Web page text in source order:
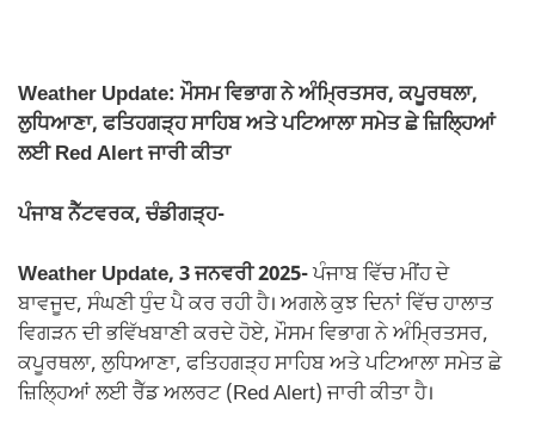
e
b
o
o
s
A
p
p
gr
a
m
y
Li
e
Weather Update: ਮੌਸਮ ਵਿਭਾਗ ਨੇ ਅੰਮ੍ਰਿਤਸਰ, ਕਪੂਰਥਲਾ,
ਲੁਧਿਆਣਾ, ਫਤਿਹਗੜ੍ਹ ਸਾਹਿਬ ਅਤੇ ਪਟਿਆਲਾ ਸਮੇਤ ਛੇ ਜ਼ਿਲ੍ਹਿਆਂ
ਲਈ Red Alert ਜਾਰੀ ਕੀਤਾ
ਪੰਜਾਬ ਨੈੱਟਵਰਕ, ਚੰਡੀਗੜ੍ਹ-
Weather Update, 3 ਜਨਵਰੀ 2025-ਪੰਜਾਬ ਵਿੱਚ ਮੀਂਹ ਦੇ
ਬਾਵਜੂਦ, ਸੰਘਣੀ ਧੁੰਦ ਪੈ ਕਰ ਰਹੀ ਹੈ। ਅਗਲੇ ਕੁਝ ਦਿਨਾਂ ਵਿੱਚ ਹਾਲਾਤ
ਵਿਗੜਨ ਦੀ ਭਵਿੱਖਬਾਣੀ ਕਰਦੇ ਹੋਏ, ਮੌਸਮ ਵਿਭਾਗ ਨੇ ਅੰਮ੍ਰਿਤਸਰ,
ਕਪੂਰਥਲਾ, ਲੁਧਿਆਣਾ, ਫਤਿਹਗੜ੍ਹ ਸਾਹਿਬ ਅਤੇ ਪਟਿਆਲਾ ਸਮੇਤ ਛੇ
ਜ਼ਿਲ੍ਹਿਆਂ ਲਈ ਰੈੱਡ ਅਲਰਟ (Red Alert) ਜਾਰੀ ਕੀਤਾ ਹੈ।